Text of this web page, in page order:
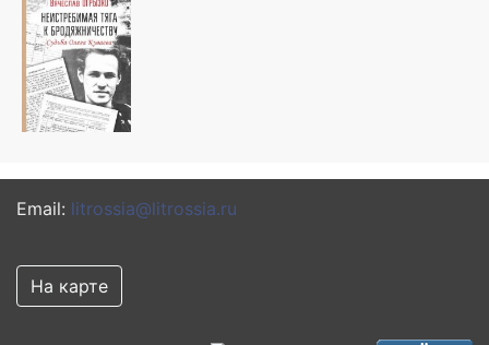
Email: litrossia@litrossia.ru
На карте